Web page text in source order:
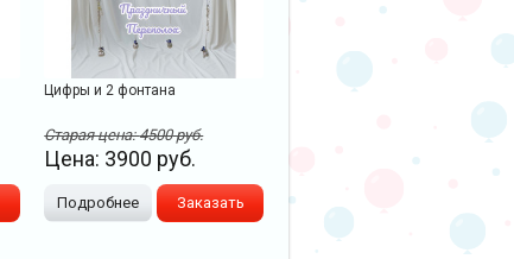
Цифры и 2 фонтана
Старая цена:4500руб.
Цена: 3900 руб.
Подробнее Заказать